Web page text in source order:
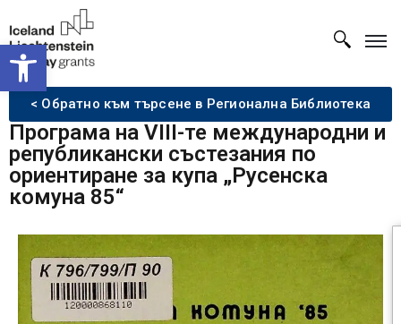
Open toolbar
< Обратно към търсене в Регионална Библиотека
Програма на VIII-те международни и
републикански състезания по
ориентиране за купа „Русенска
комуна 85“